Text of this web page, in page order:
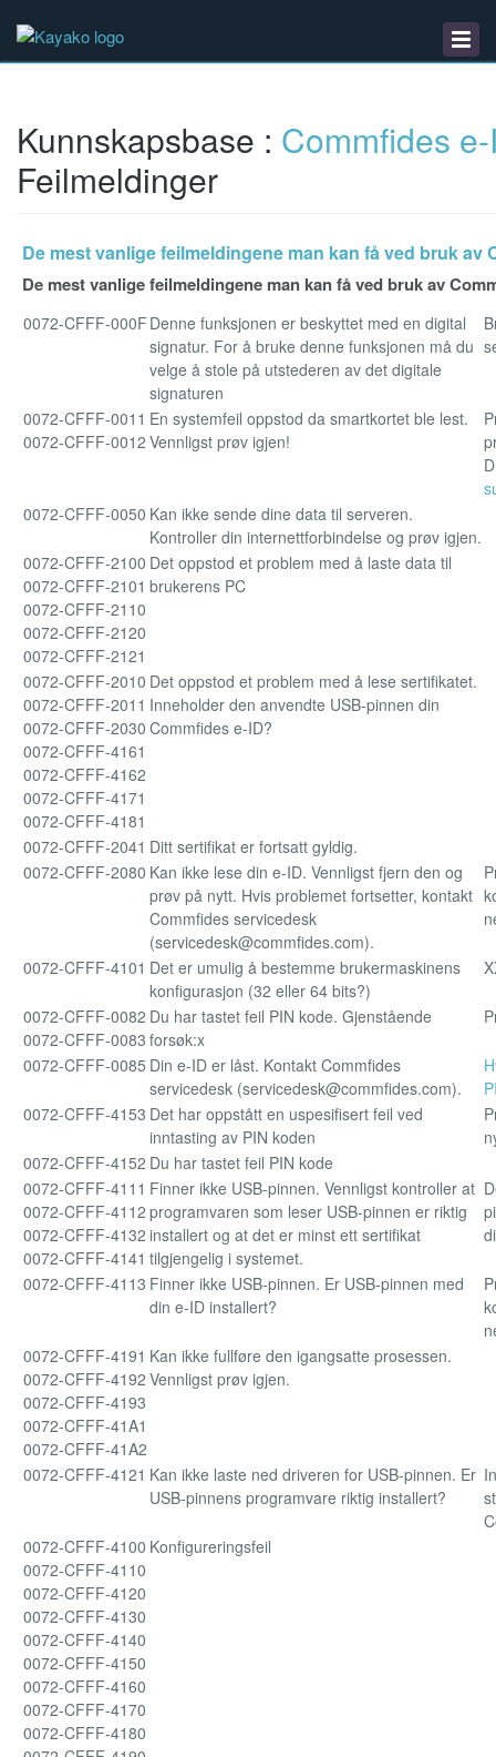
Kunnskapsbase
Nedlastinger
Kunnskapsbase : Commfides
Feilmeldinger
De mest vanlige feilmeldingene man kan få ved bruk av
De mest vanlige feilmeldingene man kan få ved bruk av
0072-CFFF-000F Denne funksjonen er beskyttet med en digital
signatur. For å bruke denne funksjonen må du
velge å stole på utstederen av det digitale
signaturen
0072-CFFF-0011
0072-CFFF-0012
En systemfeil oppstod da smartkortet ble lest.
Vennligst prøv igjen!
0072-CFFF-0050 Kan ikke sende dine data til serveren.
Kontroller din internettforbindelse og prøv igjen.
0072-CFFF-2100
0072-CFFF-2101
0072-CFFF-2110
0072-CFFF-2120
0072-CFFF-2121
Det oppstod et problem med å laste data til
brukerens PC
0072-CFFF-2010
0072-CFFF-2011
0072-CFFF-2030
0072-CFFF-4161
0072-CFFF-4162
0072-CFFF-4171
0072-CFFF-4181
Det oppstod et problem med å lese sertifikatet.
Inneholder den anvendte USB-pinnen din
Commfides e-ID?
0072-CFFF-2041 Ditt sertifikat er fortsatt gyldig.
0072-CFFF-2080 Kan ikke lese din e-ID. Vennligst fjern den og
prøv på nytt. Hvis problemet fortsetter, kontakt
Commfides servicedesk
(servicedesk@commfides.com).
0072-CFFF-4101 Det er umulig å bestemme brukermaskinens
konfigurasjon (32 eller 64 bits?)
0072-CFFF-0082
0072-CFFF-0083
Du har tastet feil PIN kode. Gjenstående
forsøk:x
0072-CFFF-0085 Din e-ID er låst. Kontakt Commfides
servicedesk (servicedesk@commfides.com).
0072-CFFF-4153 Det har oppstått en uspesifisert feil ved
inntasting av PIN koden
0072-CFFF-4152 Du har tastet feil PIN kode
0072-CFFF-4111
0072-CFFF-4112
0072-CFFF-4132
0072-CFFF-4141
Finner ikke USB-pinnen. Vennligst kontroller at
programvaren som leser USB-pinnen er riktig
installert og at det er minst ett sertifikat
tilgjengelig i systemet.
0072-CFFF-4113 Finner ikke USB-pinnen. Er USB-pinnen med
din e-ID installert?
0072-CFFF-4191
0072-CFFF-4192
0072-CFFF-4193
0072-CFFF-41A1
0072-CFFF-41A2
Kan ikke fullføre den igangsatte prosessen.
Vennligst prøv igjen.
0072-CFFF-4121 Kan ikke laste ned driveren for USB-pinnen. Er
USB-pinnens programvare riktig installert?
0072-CFFF-4100
0072-CFFF-4110
0072-CFFF-4120
0072-CFFF-4130
0072-CFFF-4140
0072-CFFF-4150
0072-CFFF-4160
0072-CFFF-4170
0072-CFFF-4180
Konfigureringsfeil